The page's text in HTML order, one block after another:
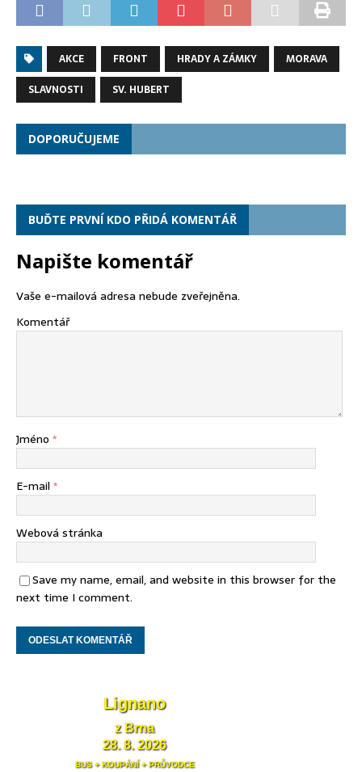
AKCE FRONT HRADY A ZÁMKY
MORAVA
SLAVNOSTI
SV. HUBERT
DOPORUČUJEME
BUĎTE PRVNÍ KDO PŘIDÁ KOMENTÁŘ
Napište komentář
Vaše e-mailová adresa nebude zveřejněna.
Komentář
Jméno *
E-mail *
Webová stránka
Save my name, email, and website in this browser for the
next time I comment.